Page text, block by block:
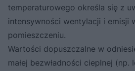
temperaturowego określa się z
intensywności wentylacji i emisji
pomieszczeniu.
Wartości dopuszczalne w
małej bezwładności cieplnej